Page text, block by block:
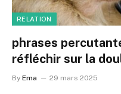
RELATION
phrases
réfléchir sur la
By Ema 29 mars 2025